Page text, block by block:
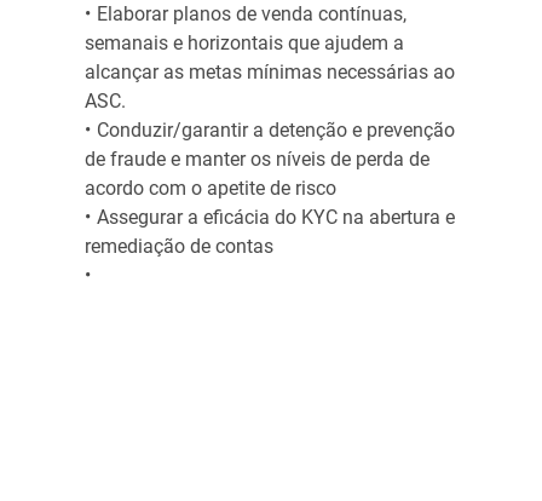
Elaborar planos de venda contínuas,
semanais e horizontais que ajudem a
alcançar as metas mínimas necessárias ao
ASC.
Conduzir/garantir a detenção e prevenção
de fraude e manter os níveis de perda de
acordo com o apetite de risco
Assegurar a eficácia do KYC na abertura e
remediação de contas